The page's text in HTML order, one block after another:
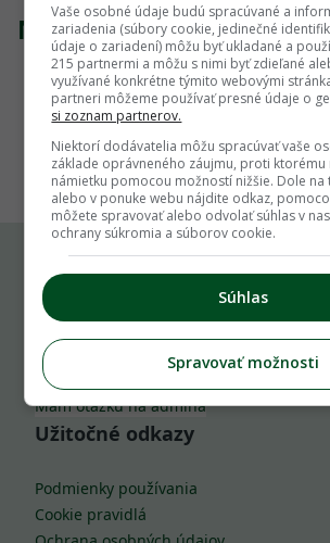
Nenašli sme žiadny
1
Komu môžeš napísať
info@zahrada.sk
Nahlás chybu
Mám otázku na admina
Užitočné odkazy
Podmienky používania
Cookie pravidlá
Vaše osobné údaje budú spracúvané a
zariadenia (súbory cookie, jedinečné
údaje o zariadení) môžu byť ukladané a
215 partnermi a môžu s nimi byť zdieľané
využívané konkrétne týmito webovými
partneri môžeme používať presné údaje o
si zoznam partnerov.
Niektorí dodávatelia môžu spracúvať vaše
základe oprávneného záujmu, proti ktorému
námietku pomocou možností nižšie. Dole na
alebo v ponuke webu nájdite odkaz,
môžete spravovať alebo odvolať súhlas v
ochrany súkromia a súborov cookie.
Súhlas
Spravovať možnosti